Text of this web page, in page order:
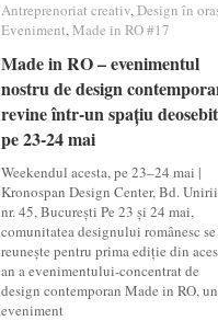
Antreprenoriat creativ,Design în
Eveniment,Made in RO #17
Made in RO – evenimentul
nostru de design
revine într-un spațiu
pe 23-24 mai
Weekendul acesta, pe 23–24 mai |
Kronospan Design Center, Bd. Unirii
nr. 45, București Pe 23 și 24 mai,
comunitatea designului românesc se
reunește pentru prima ediție din
an a evenimentului-concentrat de
design contemporan Made in RO, un
eveniment
Antreprenoriat creativ Design în
Eveniment Made in RO #17
Made in RO – evenimentul
nostru de design
revine într-un spațiu
pe 23-24 mai